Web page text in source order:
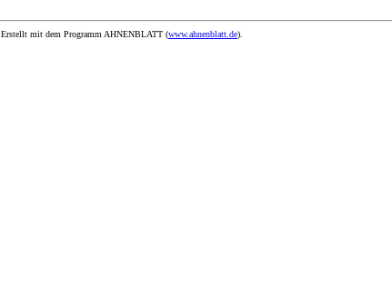
Erstellt mit dem Programm AHNENBLATT (www.ahnenblatt.de).